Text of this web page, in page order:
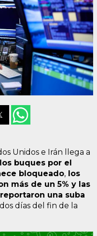
Unidos e Irán llega a
buques por el
bloqueado, los
más de un 5% y las
una suba
dos días del fin de la